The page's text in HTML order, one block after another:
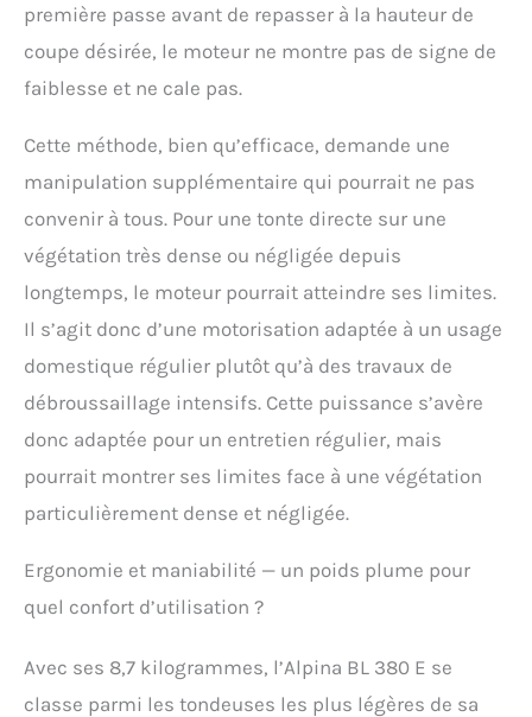
équipée d'un bac de
ramassage rigide de 40
réduisant les vidanges
fréquentes. Le guidon
ergonomique et repliable
ainsi que la poignée de
transport facilitent son
utilisation et son
rangement. CONÇU POUR
LA DURABILITÉ -
robuste avec plateau de
coupe en polypropylène,
entraînement poussé
pour une durabilité à
première passe avant de repasser à la hauteur de
coupe désirée, le moteur ne montre pas de signe de
faiblesse et ne cale pas.
Cette méthode, bien qu’efficace, demande une
manipulation supplémentaire qui pourrait ne pas
convenir à tous. Pour une tonte directe sur une
végétation très dense ou négligée depuis
longtemps, le moteur pourrait atteindre ses limites.
Il s’agit donc d’une motorisation adaptée à un usage
domestique régulier plutôt qu’à des travaux de
débroussaillage intensifs. Cette puissance s’avère
donc adaptée pour un entretien régulier, mais
pourrait montrer ses limites face à une végétation
particulièrement dense et négligée.
Ergonomie et maniabilité — un poids plume pour
quel confort d’utilisation ?
Avec ses 8,7 kilogrammes, l’Alpina BL 380 E se
classe parmi les tondeuses les plus légères de sa